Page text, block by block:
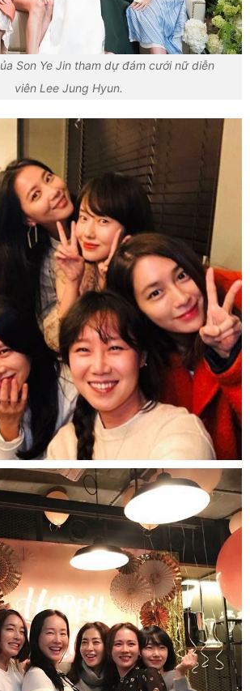
Son Ye Jin tham dự đám cưới nữ diễn
viên Lee Jung Hyun.